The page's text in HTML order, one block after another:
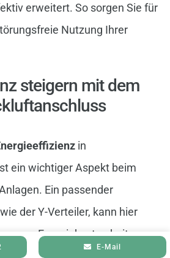
erweitert. So sorgen Sie für
Nutzung Ihrer
steigern mit dem
in
ein wichtiger Aspekt beim
Ein passender
der Y-Verteiler, kann hier
von Energiekosten beitragen.
E-Mail